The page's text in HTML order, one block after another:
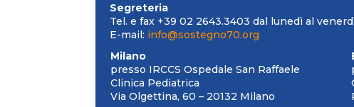
Segreteria
Tel. e fax +39 02 2643.3403 dal lunedì al
E-mail: info@sostegno70.org
Milano
presso IRCCS Ospedale San Raffaele
Clinica Pediatrica
Via Olgettina, 60 – 20132 Milano